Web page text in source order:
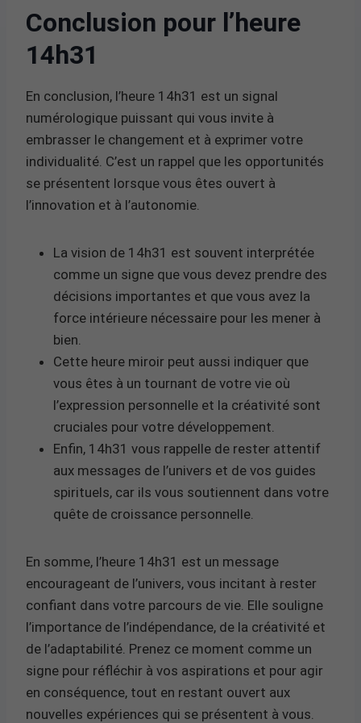
Conclusion pour l’heure
14h31
En conclusion, l’heure 14h31 est un signal
numérologique puissant qui vous invite à
embrasser le changement et à exprimer votre
individualité. C’est un rappel que les opportunités
se présentent lorsque vous êtes ouvert à
l’innovation et à l’autonomie.
La vision de 14h31 est souvent interprétée
comme un signe que vous devez prendre des
décisions importantes et que vous avez la
force intérieure nécessaire pour les mener à
bien.
Cette heure miroir peut aussi indiquer que
vous êtes à un tournant de votre vie où
l’expression personnelle et la créativité sont
cruciales pour votre développement.
Enfin, 14h31 vous rappelle de rester attentif
aux messages de l’univers et de vos guides
spirituels, car ils vous soutiennent dans votre
quête de croissance personnelle.
En somme, l’heure 14h31 est un message
encourageant de l’univers, vous incitant à rester
confiant dans votre parcours de vie. Elle souligne
l’importance de l’indépendance, de la créativité et
de l’adaptabilité. Prenez ce moment comme un
signe pour réfléchir à vos aspirations et pour agir
en conséquence, tout en restant ouvert aux
nouvelles expériences qui se présentent à vous.